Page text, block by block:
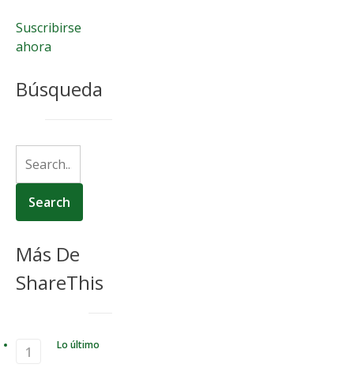
Suscribirse
ahora
Búsqueda
Más De
ShareThis
Lo último